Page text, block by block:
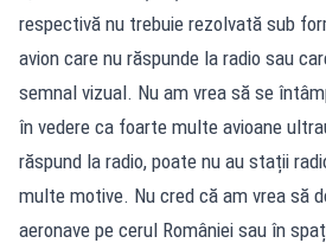
respectivă nu trebuie rezolvată sub
avion care nu răspunde la radio sau
semnal vizual. Nu am vrea să se
în vedere ca foarte multe avioane
răspund la radio, poate nu au stații
multe motive. Nu cred că am vrea să
aeronave pe cerul României sau în